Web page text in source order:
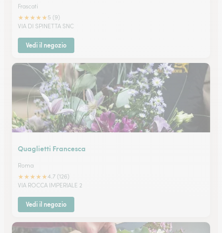
Frascati
★★★★★ 5 (9)
VIA DI SPINETTA SNC
Vedi il negozio
Quaglietti Francesca
Roma
★★★★★4.7 (126)
VIA ROCCA IMPERIALE 2
Vedi il negozio